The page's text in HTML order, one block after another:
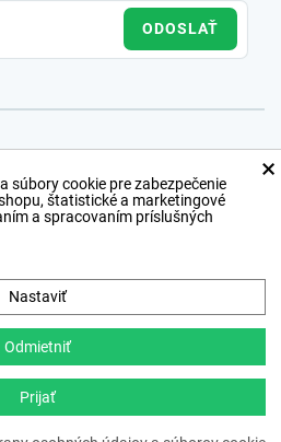
ODOSLAŤ
×
súbory cookie pre zabezpečenie
štatistické a marketingové
a spracovaním príslušných
Nastaviť
Odmietniť
Prijať